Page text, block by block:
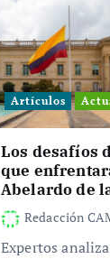
Artículos
Los desafíos
que
Abelardo de
Redacción
Expertos